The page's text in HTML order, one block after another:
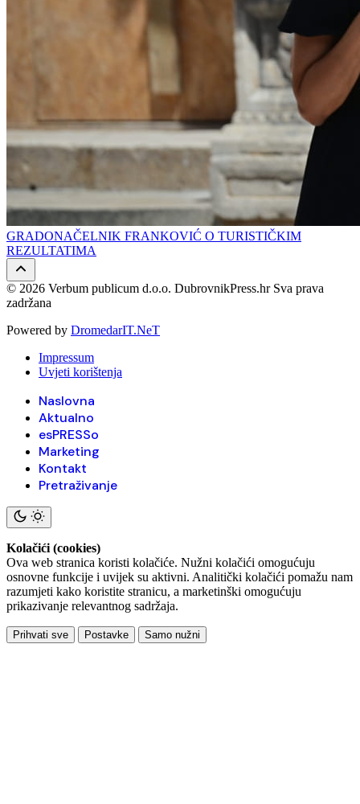
GRADONAČELNIK FRANKOVIĆ O TURISTIČKIM
REZULTATIMA
© 2026 Verbum publicum d.o.o. DubrovnikPress.hr Sva prava
zadržana
Powered by DromedarIT.NeT
Impressum
Uvjeti korištenja
Naslovna
Aktualno
esPRESSo
Marketing
Kontakt
Pretraživanje
Kolačići (cookies)
Ova web stranica koristi kolačiće. Nužni kolačići omogućuju
osnovne funkcije i uvijek su aktivni. Analitički kolačići pomažu nam
razumjeti kako koristite stranicu, a marketinški omogućuju
prikazivanje relevantnog sadržaja.
Prihvati sve Postavke Samo nužni